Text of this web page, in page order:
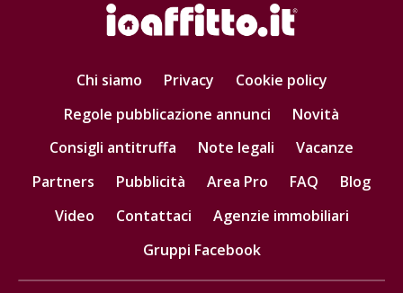
Chi siamo Privacy
Cookie policy
Regole pubblicazione annunci
Novità
Consigli antitruffa
Note legali
Vacanze
Partners
Pubblicità Area Pro FAQ
Blog
Video
Contattaci
Agenzie immobiliari
Gruppi Facebook